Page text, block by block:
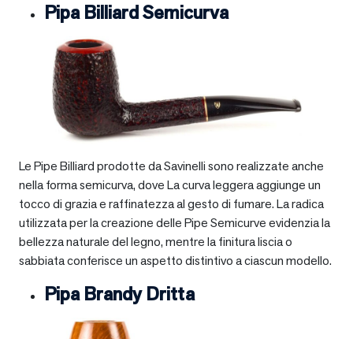
Pipa Billiard Semicurva
Le Pipe Billiard prodotte da Savinelli sono realizzate anche
nella forma semicurva, dove La curva leggera aggiunge un
tocco di grazia e raffinatezza al gesto di fumare. La radica
utilizzata per la creazione delle Pipe Semicurve evidenzia la
bellezza naturale del legno, mentre la finitura liscia o
sabbiata conferisce un aspetto distintivo a ciascun modello.
Pipa Brandy Dritta